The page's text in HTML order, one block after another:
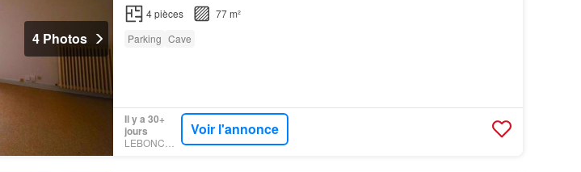
4 Photos
4pièces
77 m²
Parking Cave
Il y a 30+
jours
LEBONCOIN
Voir l'annonce